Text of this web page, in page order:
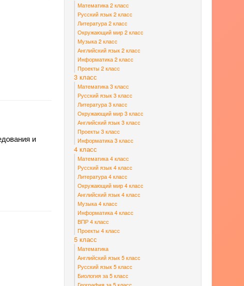
и
Математика 2 класс
Русский язык 2 класс
Литература 2 класс
Окружающий мир 2 класс
Музыка 2 класс
Английский язык 2 класс
Информатика 2 класс
Проекты 2 класс
3 класс
Математика 3 класс
Русский язык 3 класс
Литература 3 класс
Окружающий мир 3 класс
Английский язык 3 класс
Проекты 3 класс
Информатика 3 класс
4 класс
Математика 4 класс
Русский язык 4 класс
Литература 4 класс
Окружающий мир 4 класс
Английский язык 4 класс
Музыка 4 класс
Информатика 4 класс
ВПР 4 класс
Проекты 4 класс
5 класс
Математика
Английский язык 5 класс
Русский язык 5 класс
Биология за 5 класс
География за 5 класс